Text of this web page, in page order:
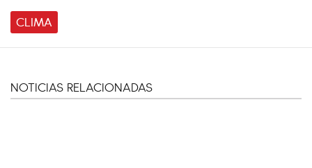
CLIMA
NOTICIAS RELACIONADAS